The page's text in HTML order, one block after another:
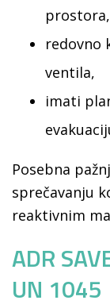
prostora,
redovno
ventila,
imati
Posebna
sprečavanju
reaktivnim
ADR
UN 1045